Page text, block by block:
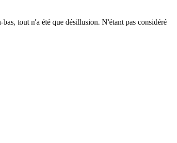
tout n'a été que désillusion. N'étant pas considéré